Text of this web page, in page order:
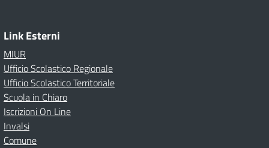
Link Esterni
MIUR
Ufficio Scolastico Regionale
Ufficio Scolastico Territoriale
Scuola in Chiaro
Iscrizioni On Line
Invalsi
Comune